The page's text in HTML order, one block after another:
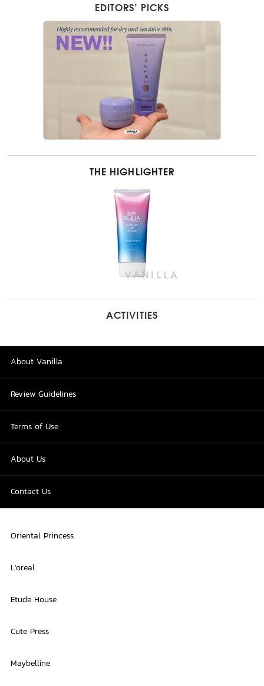
EDITORS’ PICKS
THE HIGHLIGHTER
ACTIVITIES
About Vanilla
Review Guidelines
Terms of Use
About Us
Contact Us
Oriental Princess
L'oreal
Etude House
Cute Press
Maybelline